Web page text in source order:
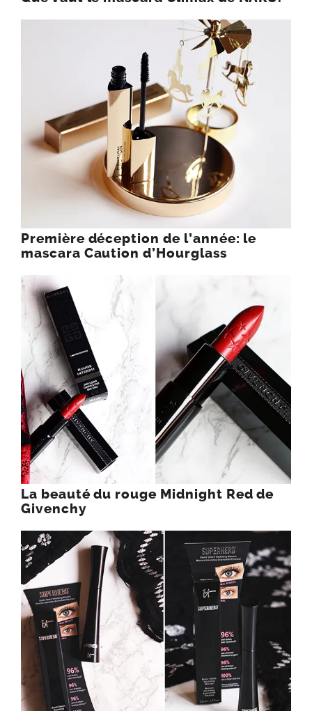
Première déception de l’année: le
mascara Caution d’Hourglass
La beauté du rouge Midnight Red de
Givenchy